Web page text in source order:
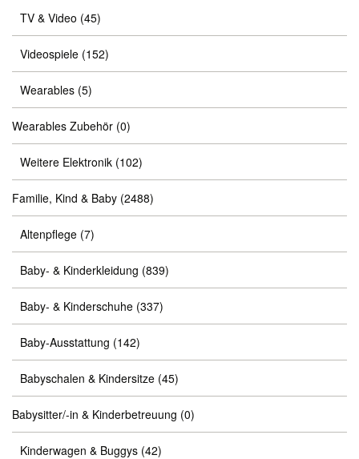
TV & Video (45)
Videospiele (152)
Wearables (5)
Wearables Zubehör (0)
Weitere Elektronik (102)
Familie, Kind & Baby (2488)
Altenpflege (7)
Baby- & Kinderkleidung (839)
Baby- & Kinderschuhe (337)
Baby-Ausstattung (142)
Babyschalen & Kindersitze (45)
Babysitter/-in & Kinderbetreuung (0)
Kinderwagen & Buggys (42)